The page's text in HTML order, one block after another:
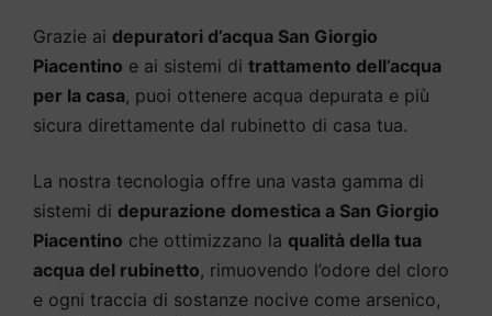
Grazie ai depuratori d’acqua San Giorgio
Piacentino e ai sistemi di trattamento dell’acqua
per la casa, puoi ottenere acqua depurata e più
sicura direttamente dal rubinetto di casa tua.
La nostra tecnologia offre una vasta gamma di
sistemi di depurazione domestica a San Giorgio
Piacentino che ottimizzano la qualità della tua
acqua del rubinetto, rimuovendo l’odore del cloro
e ogni traccia di sostanze nocive come arsenico,